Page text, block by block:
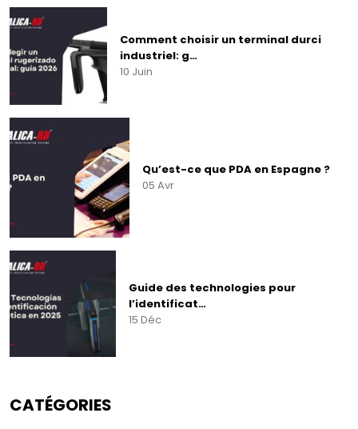
Comment choisir un terminal durci
industriel: g…
10 Juin
Qu’est-ce que PDA en Espagne ?
05 Avr
Guide des technologies pour
l’identificat…
15 Déc
CATÉGORIES